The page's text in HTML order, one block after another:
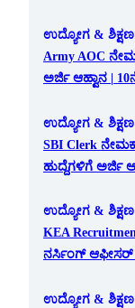
ಉದ್ಯೋಗ & ಶಿಕ್ಷಣ
Army AOC
ಅರ್ಜಿ ಆಹ್ವಾನ |
ಉದ್ಯೋಗ & ಶಿಕ್ಷಣ
SBI Clerk
ಹುದ್ದೆಗಳಿಗೆ ಅರ್ಜಿ
ಉದ್ಯೋಗ & ಶಿಕ್ಷಣ
KEA
ನರ್ಸಿಂಗ್ ಆಫೀಸರ್
ಉದ್ಯೋಗ & ಶಿಕ್ಷಣ